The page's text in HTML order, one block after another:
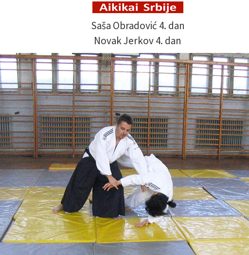
Saša Obradović 4. dan
Novak Jerkov 4. dan